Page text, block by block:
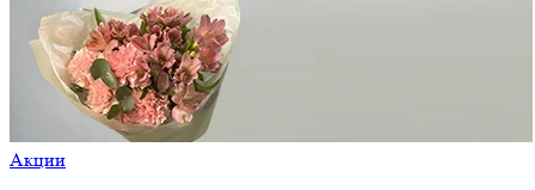
Акции